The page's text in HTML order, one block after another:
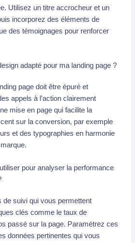
Utilisez un titre accrocheur et un
incorporez des éléments de
des témoignages pour renforcer
adapté pour ma landing page ?
page doit être épuré et
appels à l’action clairement
mise en page qui facilite la
sur la conversion, par exemple
et des typographies en harmonie
pour analyser la performance
de suivi qui vous permettent
clés comme le taux de
passé sur la page. Paramétrez ces
données pertinentes qui vous